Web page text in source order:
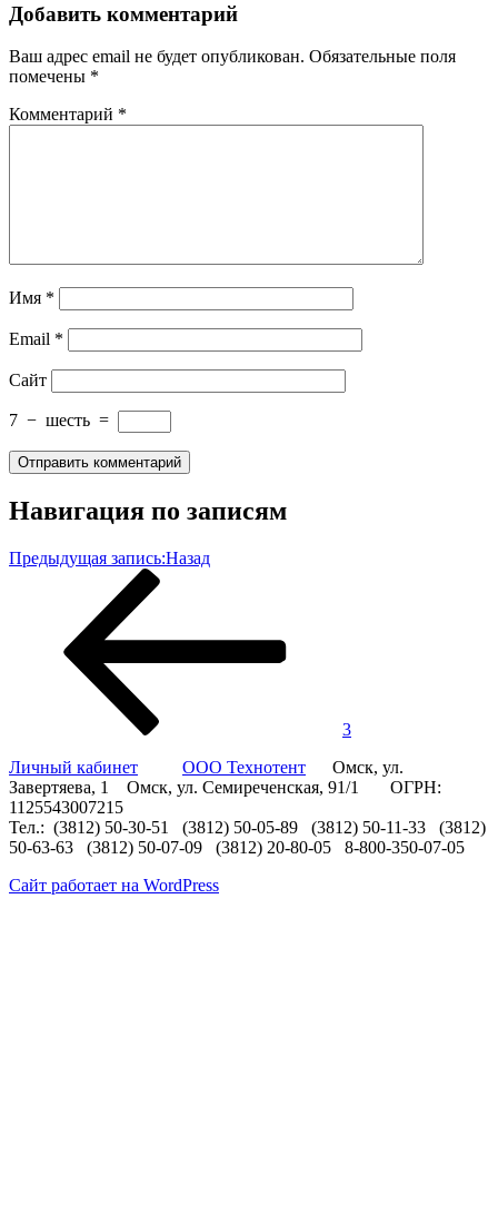
Добавить комментарий
Ваш адрес email не будет опубликован. Обязательные поля
помечены *
Комментарий *
Имя *
Email *
Сайт
7 − шесть =
Навигация по записям
Предыдущая запись:Назад
3
Личный кабинет
ООО Технотент Омск, ул.
Завертяева, 1 Омск, ул. Семиреченская, 91/1 ОГРН:
1125543007215
Тел.: (3812) 50-30-51 (3812) 50-05-89 (3812) 50-11-33 (3812)
50-63-63 (3812) 50-07-09 (3812) 20-80-05 8-800-350-07-05
Сайт работает на WordPress